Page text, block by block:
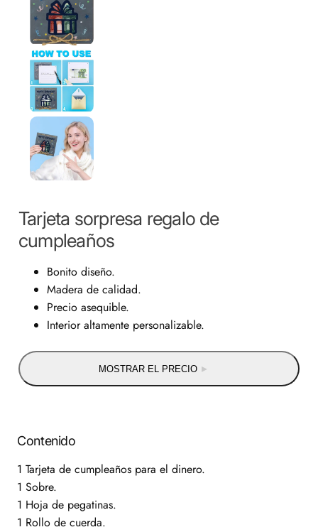
Tarjeta sorpresa regalo de
cumpleaños
Bonito diseño.
Madera de calidad.
Precio asequible.
Interior altamente personalizable.
MOSTRAR EL PRECIO
Contenido
1 Tarjeta de cumpleaños para el dinero.
1 Sobre.
1 Hoja de pegatinas.
1 Rollo de cuerda.